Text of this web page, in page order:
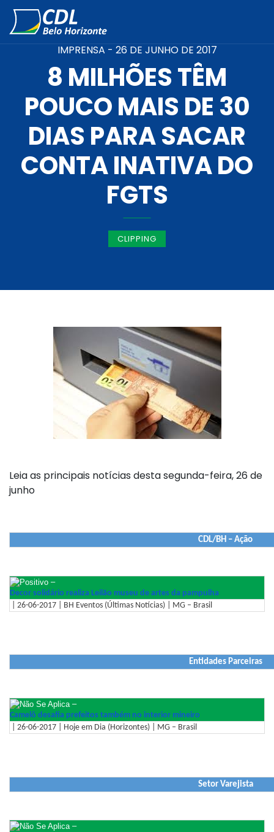
IMPRENSA - 26 DE JUNHO DE 2017
8 MILHÕES TÊM
POUCO MAIS DE 30
DIAS PARA SACAR
CONTA INATIVA DO
FGTS
CLIPPING
Leia as principais notícias desta segunda-feira, 26 de
junho
CDL/BH – Ação
–
Decor solidário realiza Leilão museu de artes da pampulha
| 26-06-2017 | BH Eventos (Últimas Notícias) | MG – Brasil
Entidades Parceiras
–
Camelô desafia prefeitos também no interior mineiro
| 26-06-2017 | Hoje em Dia (Horizontes) | MG – Brasil
Setor Varejista
–